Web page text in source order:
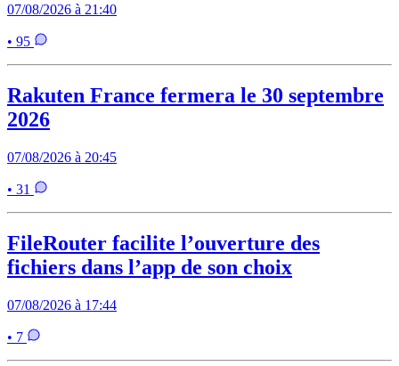
07/08/2026 à 21:40
• 95
Rakuten France fermera le 30 septembre
2026
07/08/2026 à 20:45
• 31
FileRouter facilite l’ouverture des
fichiers dans l’app de son choix
07/08/2026 à 17:44
• 7